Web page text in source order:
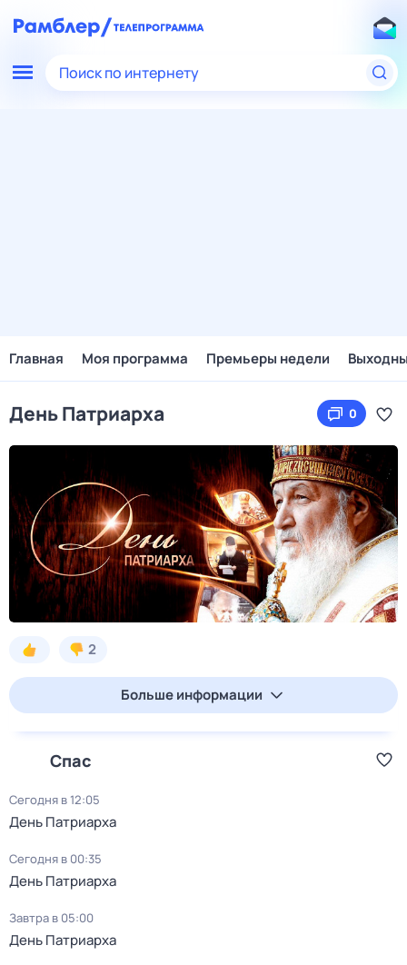
Поиск по интернету
Главная Моя программа Премьеры недели
День Патриарха 0
2
Больше информации
Спас
Сегодня в 12:05
День Патриарха
Сегодня в 00:35
День Патриарха
Завтра в 05:00
День Патриарха